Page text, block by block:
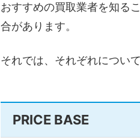
おすすめの買取業者を知る
合があります。
それでは、それぞれについ
PRICE BASE